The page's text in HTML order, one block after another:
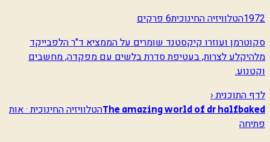
1972הטלוויזיה החינוכית6 פרקים
סקוטרמן ועוזרו קיקסטנד שומרים על הממציא ד"ר הלפבייקד
מלהיקלע לצרות, בעטיפת סדרת בלשים עם מפקדה, מחשבים
וקטנוע.
לדף התוכנית ‹
The amazing world of dr halfbakedהטלוויזיה החינוכית · אות
פתיחה